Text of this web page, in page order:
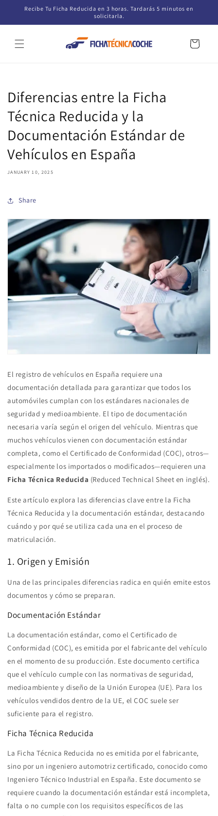
Skip to
Recibe Tu Ficha Reducida en 3 horas. Tardarás 5 minutos en
solicitarla.
Cart
Diferencias entre la Ficha
Técnica Reducida y la
Documentación Estándar de
Vehículos en España
JANUARY 10, 2025
Share
El registro de vehículos en España requiere una
documentación detallada para garantizar que todos los
automóviles cumplan con los estándares nacionales de
seguridad y medioambiente. El tipo de documentación
necesaria varía según el origen del vehículo. Mientras que
muchos vehículos vienen con documentación estándar
completa, como el Certificado de Conformidad (COC), otros—
especialmente los importados o modificados—requieren una
Ficha Técnica Reducida (Reduced Technical Sheet en inglés).
Este artículo explora las diferencias clave entre la Ficha
Técnica Reducida y la documentación estándar, destacando
cuándo y por qué se utiliza cada una en el proceso de
matriculación.
1. Origen y Emisión
Una de las principales diferencias radica en quién emite estos
documentos y cómo se preparan.
Documentación Estándar
La documentación estándar, como el Certificado de
Conformidad (COC), es emitida por el fabricante del vehículo
en el momento de su producción. Este documento certifica
que el vehículo cumple con las normativas de seguridad,
medioambiente y diseño de la Unión Europea (UE). Para los
vehículos vendidos dentro de la UE, el COC suele ser
suficiente para el registro.
Ficha Técnica Reducida
La Ficha Técnica Reducida no es emitida por el fabricante,
sino por un ingeniero automotriz certificado, conocido como
Ingeniero Técnico Industrial en España. Este documento se
requiere cuando la documentación estándar está incompleta,
falta o no cumple con los requisitos específicos de las